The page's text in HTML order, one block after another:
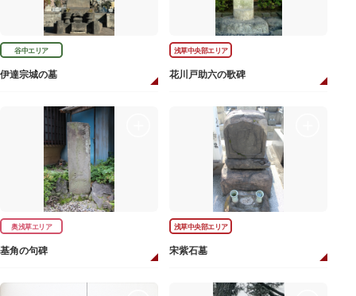
谷中エリア
伊達宗城の墓
浅草中央部エリア
花川戸助六の歌碑
奥浅草エリア
基角の句碑
浅草中央部エリア
宋紫石墓